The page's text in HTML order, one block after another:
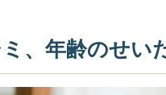
、年齢のせい